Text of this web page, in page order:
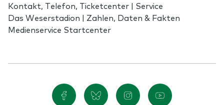
Kontakt, Telefon, Ticketcenter | Service
Das Weserstadion | Zahlen, Daten & Fakten
Medienservice Startcenter